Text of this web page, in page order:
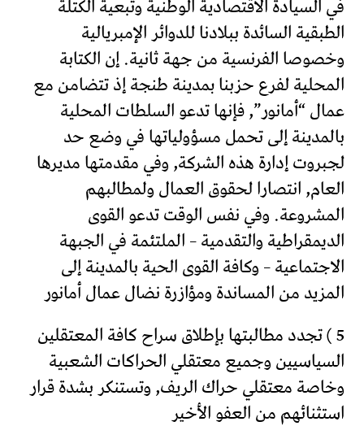
في السيادة الاقتصادية الوطنية وتبعية الكتلة
الطبقية السائدة ببلادنا للدوائر الإمبريالية
وخصوصا الفرنسية من جهة ثانية. إن الكتابة
المحلية لفرع حزبنا بمدينة طنجة إذ تتضامن مع
عمال “أمانور”, فإنها تدعو السلطات المحلية
بالمدينة إلى تحمل مسؤولياتها في وضع حد
لجبروت إدارة هذه الشركة, وفي مقدمتها مديرها
العام, انتصارا لحقوق العمال ولمطالبهم
المشروعة. وفي نفس الوقت تدعو القوى
الديمقراطية والتقدمية – الملتئمة في الجبهة
الاجتماعية – وكافة القوى الحية بالمدينة إلى
المزيد من المساندة ومؤازرة نضال عمال أمانور
5 ) تجدد مطالبتها بإطلاق سراح كافة المعتقلين
السياسيين وجميع معتقلي الحراكات الشعبية
وخاصة معتقلي حراك الريف, وتستنكر بشدة قرار
استثنائهم من العفو الأخير